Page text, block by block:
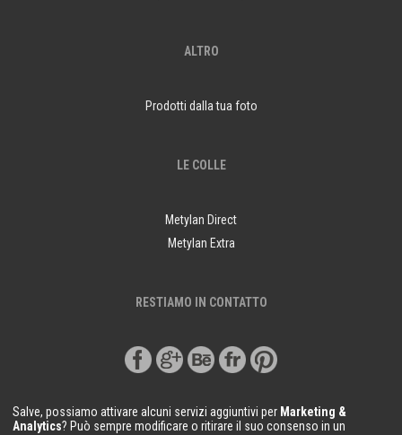
ALTRO
Prodotti dalla tua foto
LE COLLE
Metylan Direct
Metylan Extra
RESTIAMO IN CONTATTO
Salve, possiamo attivare alcuni servizi aggiuntivi per Marketing &
Analytics? Può sempre modificare o ritirare il suo consenso in un